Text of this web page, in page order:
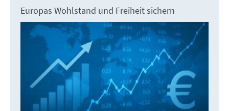
Europas Wohlstand und Freiheit sichern